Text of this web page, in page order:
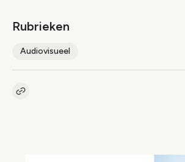
Rubrieken
Audiovisueel
Kopieer link naar artikel